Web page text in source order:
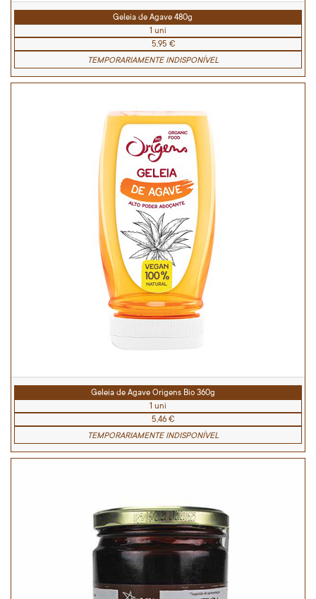
Geleia de Agave 480g
1 uni
5,95 €
TEMPORARIAMENTE INDISPONÍVEL
Geleia de Agave Origens Bio 360g
1 uni
5,46 €
TEMPORARIAMENTE INDISPONÍVEL